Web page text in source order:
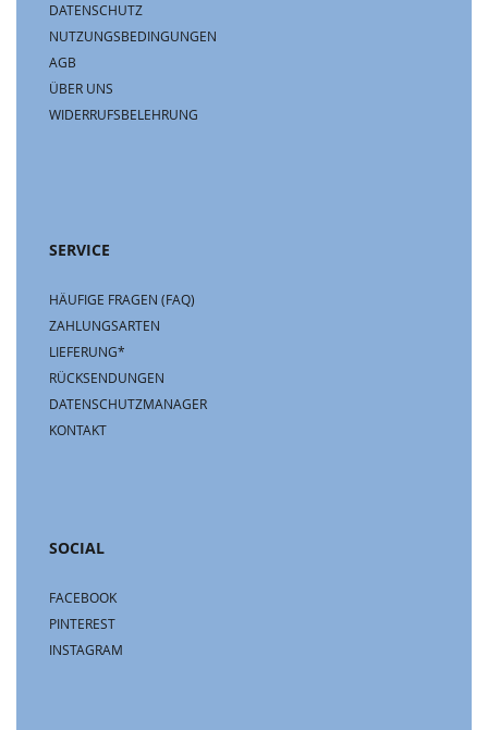
DATENSCHUTZ
NUTZUNGSBEDINGUNGEN
AGB
ÜBER UNS
WIDERRUFSBELEHRUNG
SERVICE
HÄUFIGE FRAGEN (FAQ)
ZAHLUNGSARTEN
LIEFERUNG*
RÜCKSENDUNGEN
DATENSCHUTZMANAGER
KONTAKT
SOCIAL
FACEBOOK
PINTEREST
INSTAGRAM